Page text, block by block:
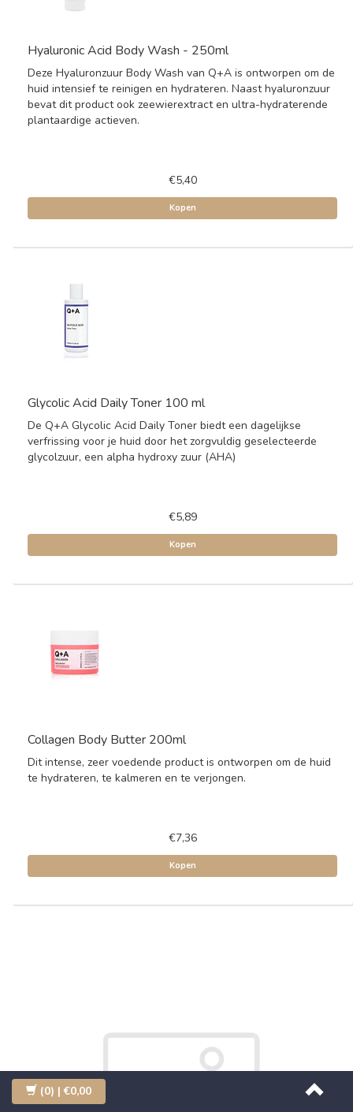
Hyaluronic Acid Body Wash - 250ml
Deze Hyaluronzuur Body Wash van Q+A is ontworpen om de
huid intensief te reinigen en hydrateren. Naast hyaluronzuur
bevat dit product ook zeewierextract en ultra-hydraterende
plantaardige actieven.
€5,40
Kopen
Glycolic Acid Daily Toner 100 ml
De Q+A Glycolic Acid Daily Toner biedt een dagelijkse
verfrissing voor je huid door het zorgvuldig geselecteerde
glycolzuur, een alpha hydroxy zuur (AHA)
€5,89
Kopen
Collagen Body Butter 200ml
Dit intense, zeer voedende product is ontworpen om de huid
te hydrateren, te kalmeren en te verjongen.
€7,36
Kopen
(0) | €0,00